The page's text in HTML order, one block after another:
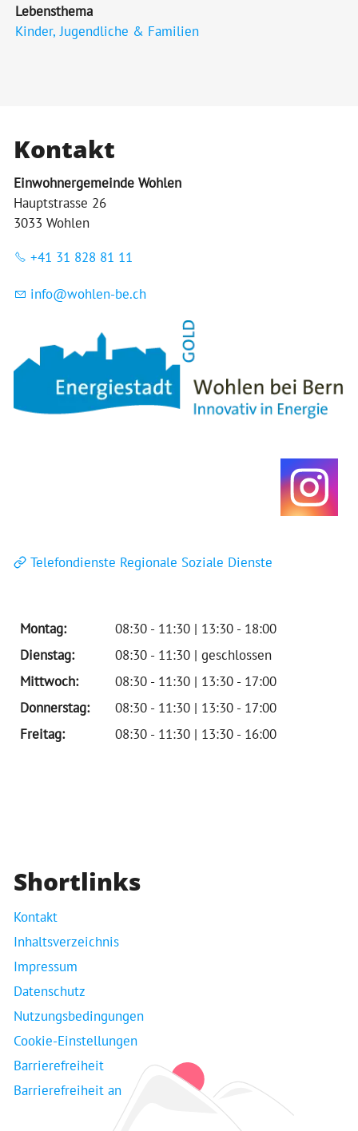
Lebensthema
Kinder, Jugendliche & Familien
Kontakt
Einwohnergemeinde Wohlen
Hauptstrasse 26
3033 Wohlen
+41 31 828 81 11
nf w hl n-b ch
Telefondienste Regionale Soziale Dienste
Montag:
08:30 - 11:30 | 13:30 - 18:00
Dienstag:
08:30 - 11:30 | geschlossen
Mittwoch:
08:30 - 11:30 | 13:30 - 17:00
Donnerstag:
08:30 - 11:30 | 13:30 - 17:00
Freitag:
08:30 - 11:30 | 13:30 - 16:00
Shortlinks
Kontakt
Inhaltsverzeichnis
Impressum
Datenschutz
Nutzungsbedingungen
Cookie-Einstellungen
Barrierefreiheit
Barrierefreiheit an